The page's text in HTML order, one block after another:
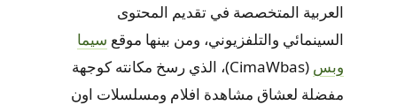
العربية المتخصصة في تقديم المحتوى
السينمائي والتلفزيوني، ومن بينها موقع سيما
وبس (CimaWbas)
، الذي رسخ مكانته كوجهة
مفضلة لعشاق مشاهدة افلام ومسلسلات اون